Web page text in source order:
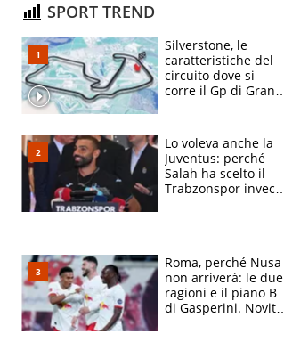
SPORT TREND
Silverstone, le
caratteristiche del
circuito dove si
corre il Gp di Gran
Lo voleva anche la
Juventus: perché
Salah ha scelto il
Trabzonspor invece
Roma, perché Nusa
non arriverà: le due
ragioni e il piano B
di Gasperini. Novità